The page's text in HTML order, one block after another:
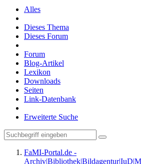
Alles
Dieses Thema
Dieses Forum
Forum
Blog-Artikel
Lexikon
Downloads
Seiten
Link-Datenbank
Erweiterte Suche
FaMI-Portal.de -